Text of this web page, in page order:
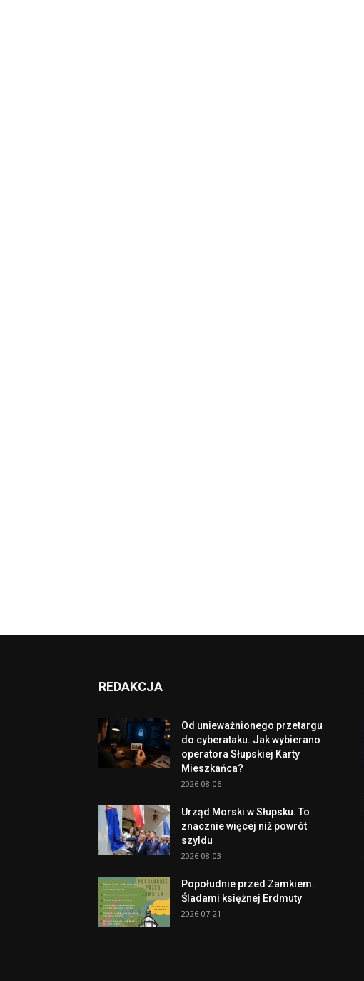
REDAKCJA
Od unieważnionego przetargu
do cyberataku. Jak wybierano
operatora Słupskiej Karty
Mieszkańca?
2026-08-06
Urząd Morski w Słupsku. To
znacznie więcej niż powrót
szyldu
2026-08-03
Popołudnie przed Zamkiem.
Śladami księżnej Erdmuty
2026-07-21